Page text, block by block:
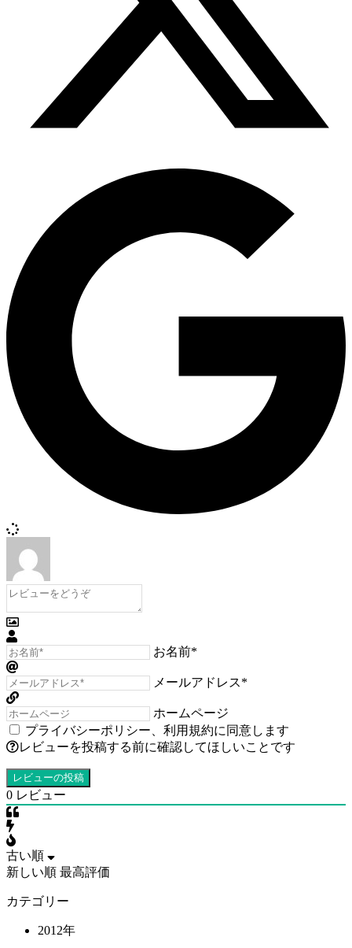
お名前*
メールアドレス*
ホームページ
プライバシーポリシー
利用規約に同意します
レビューを投稿する前に確認してほしいことです
0 レビュー
古い順
新しい順 最高評価
カテゴリー
2012年